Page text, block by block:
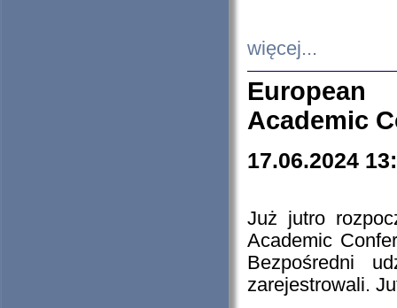
więcej...
European
Academic
17.06.2024
Już jutro
Academic
Bezpośredni
zarejestrowali.